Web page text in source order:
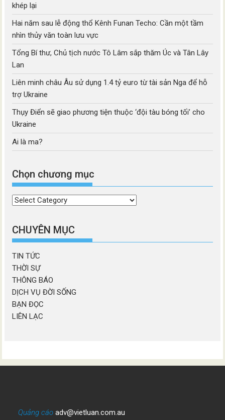
khép lại
Hai năm sau lễ động thổ Kênh Funan Techo: Cần một tầm
nhìn thủy văn toàn lưu vực
Tổng Bí thư, Chủ tịch nước Tô Lâm sắp thăm Úc và Tân Lây
Lan
Liên minh châu Âu sử dụng 1.4 tỷ euro từ tài sản Nga để hỗ
trợ Ukraine
Thụy Điển sẽ giao phương tiện thuộc ‘đội tàu bóng tối’ cho
Ukraine
Ai là ma?
Chọn chương mục
Chọn
mục
CHUYÊN MỤC
TIN TỨC
THỜI SỰ
THÔNG BÁO
DỊCH VỤ ĐỜI SỐNG
BẠN ĐỌC
LIÊN LẠC
Quảng cáo adv@vietluan.com.au